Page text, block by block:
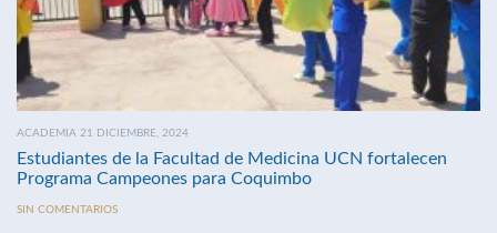
ACADEMIA 21 DICIEMBRE, 2024
Estudiantes de la Facultad de Medicina UCN fortalecen
Programa Campeones para Coquimbo
SIN COMENTARIOS